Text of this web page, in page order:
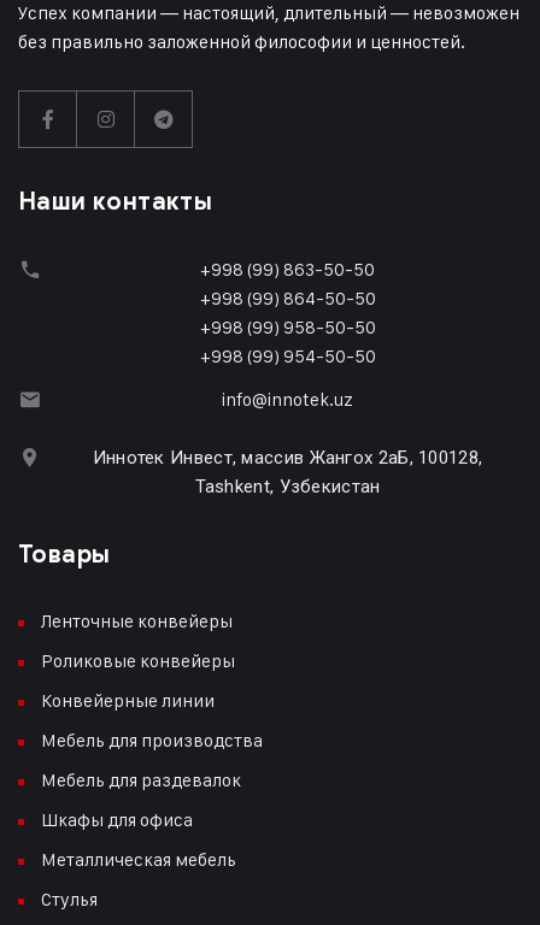
Успех компании — настоящий, длительный — невозможен
без правильно заложенной философии и ценностей.
Наши контакты
+998 (99) 863-50-50
+998 (99) 864-50-50
+998 (99) 958-50-50
+998 (99) 954-50-50
info@innotek.uz
Иннотек Инвест, массив Жангох 2аБ, 100128,
Tashkent, Узбекистан
Товары
Ленточные конвейеры
Роликовые конвейеры
Конвейерные линии
Мебель для производства
Мебель для раздевалок
Шкафы для офиса
Металлическая мебель
Стулья